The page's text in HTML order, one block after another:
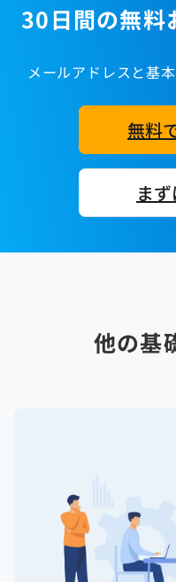
30日間の無料
メールアドレスと基
無料
ま
他の基